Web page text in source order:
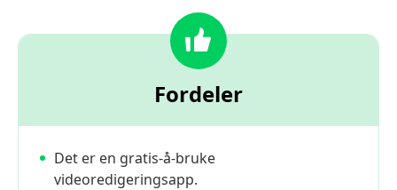
Fordeler
Det er en gratis-å-bruke
videoredigeringsapp.